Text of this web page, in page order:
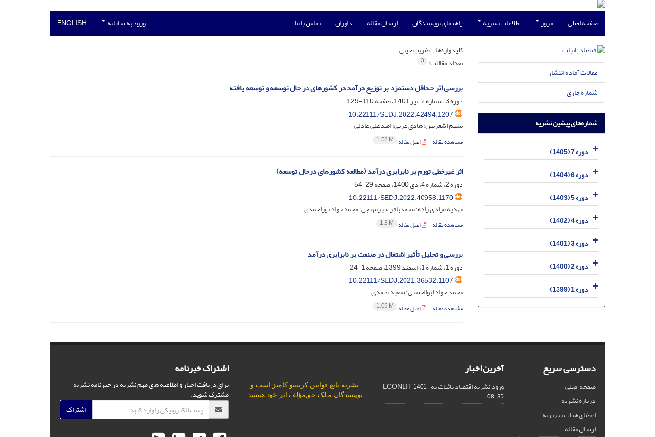
صفحه اصلی مرور اطلاعات نشریه راهنمای نویسندگان ارسال مقاله داوران تماس با ما ورود به سامانه ENGLISH
کلیدواژه‌ها =ضریب جینی
تعداد مقالات: 3
بررسی اثر حداقل دستمزد بر توزیع درآمد در کشورهای در حال توسعه و توسعه یافته
دوره 3، شماره 2، تیر 1401، صفحه
110-129
10.22111/SEDJ.2022.42494.1207
نسیم اشعریین؛ هادی عربی؛ امیدعلی عادلی
مشاهده مقاله اصل مقاله 1.52 M
اثر غیرخطی تورم بر نابرابری درآمد (مطالعه کشورهای درحال توسعه)
دوره 2، شماره 4، دی 1400، صفحه
29-54
10.22111/SEDJ.2022.40958.1170
مهدیه مرادی زاده؛ محمدباقر شیرمهنجی؛ محمدجواد نوراحمدی
مشاهده مقاله اصل مقاله 1.8 M
بررسی و تحلیل تأثیر اشتغال در صنعت بر نابرابری درآمد
دوره 1، شماره 1، اسفند 1399، صفحه
1-24
10.22111/SEDJ.2021.36532.1107
محمد جواد ابوالحسنی؛ سعید صمدی
مشاهده مقاله اصل مقاله 1.06 M
مقالات آماده انتشار
شماره جاری
شماره‌های پیشین نشریه
دوره 7 (1405)
دوره 6 (1404)
دوره 5 (1403)
دوره 4 (1402)
دوره 3 (1401)
دوره 2 (1400)
دوره 1 (1399)
دسترسی سریع
صفحه اصلی
درباره نشریه
اعضای هیات تحریریه
ارسال مقاله
آخرین اخبار
ورود نشریه اقتصاد باثبات به ECONLIT1401-
08-30
نشریه تابع قوانینکرییتیو کامنز است و
نویسندگان مالک حق‌مؤلف اثر خود هستند.
اشتراک خبرنامه
برای دریافت اخبار و اطلاعیه های مهم نشریه در خبرنامه نشریه
مشترک شوید.
اشتراک